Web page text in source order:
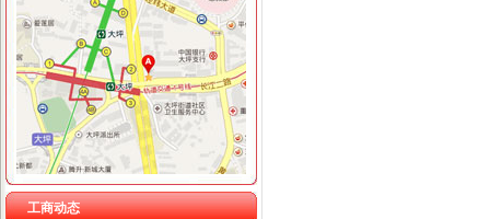
工商动态
渝中区重庆天地
重庆渝中区的重庆天地除了琳琅,还有哪些地方可以接办宴？_搜
重庆市渝中区人民
请问渝中区重庆天地这附近有什么送外卖的啊急求_重庆吧_百度贴吧
渝中区重庆天地精装两房绝版户型限量团购热销,重庆天地二手房,
投诉渝中区重庆天地雍江艺庭小区物管_重庆市公开信箱
渝中：免费上网区域扩展到大坪和重庆天地——人民网·重庆视窗—
渝中区重庆天地雍江翠璟楼层低带车位出售欢迎实地看房,重庆渝中